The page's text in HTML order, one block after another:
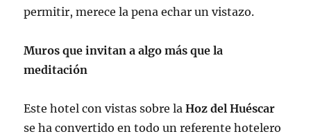
permitir, merece la pena echar un vistazo.
Muros que invitan a algo más que la
meditación
Este hotel con vistas sobre la Hoz del Huéscar
se ha convertido en todo un referente hotelero